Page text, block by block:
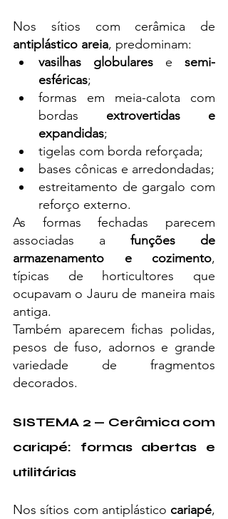
antiplástico areia, predominam:
vasilhas globulares e semi-
esféricas;
formas em meia-calota com
bordas extrovertidas e
expandidas;
tigelas com borda reforçada;
bases cônicas e arredondadas;
estreitamento de gargalo com
reforço externo.
As formas fechadas parecem
associadas a funções de
armazenamento e cozimento,
típicas de horticultores que
ocupavam o Jauru de maneira mais
antiga.
Também aparecem fichas polidas,
pesos de fuso, adornos e grande
variedade de fragmentos
decorados.
SISTEMA 2 — Cerâmica com
cariapé: formas abertas e
utilitárias
Nos sítios com antiplástico cariapé,